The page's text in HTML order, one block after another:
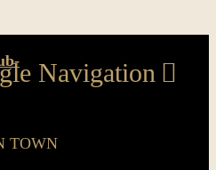
Navigation
TOWN